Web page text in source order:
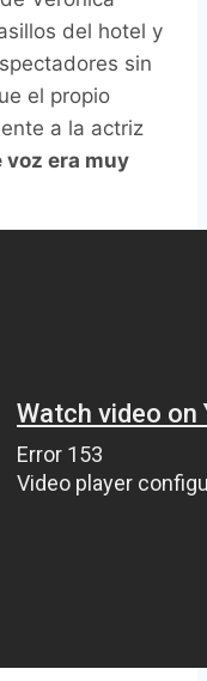
del hotel y
sin
el propio
a la actriz
era muy